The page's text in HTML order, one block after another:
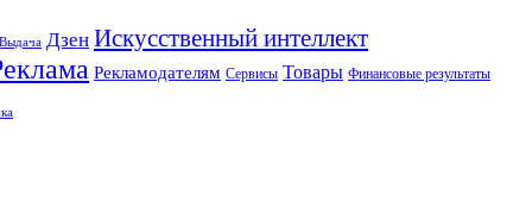
Выдача Дзен Искусственный интеллект
Рекламодателям Сервисы Товары Финансовые результаты